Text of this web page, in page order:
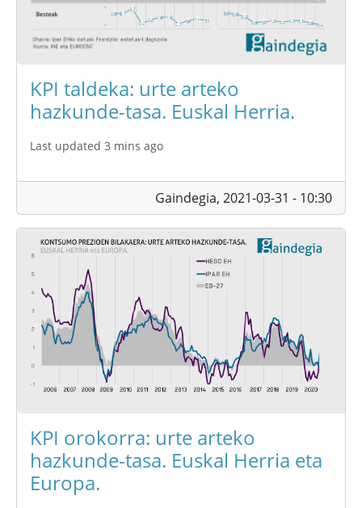
KPI taldeka: urte arteko
hazkunde-tasa. Euskal Herria.
Last updated 3 mins ago
Gaindegia, 2021-03-31 - 10:30
KPI orokorra: urte arteko
hazkunde-tasa. Euskal Herria eta
Europa.